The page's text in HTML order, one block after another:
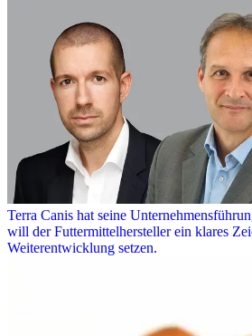
Terra Canis hat seine
will der Futtermittelhersteller ein klares
Weiterentwicklung setzen.